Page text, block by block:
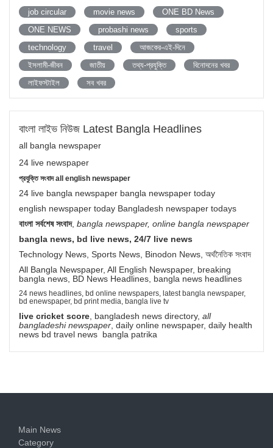
job circular
movie news
ONE BD News
ONE NEWS
probashi news
sports
technology
travel
আজকের-এই-দিনে
ইসলামী-জীবন
জাতীয় তথ্য-প্রযুক্তি
বিনোদনের খবর
লাইফস্টাইল
সব খবর
বাংলা লাইভ নিউজ Latest Bangla Headlines
all bangla newspaper
24 live newspaper
প্রযুক্তি সংবাদ all english newspaper
24 live bangla newspaper bangla newspaper today
english newspaper today Bangladesh newspaper todays
বাংলা সর্বশেষ সংবাদ, bangla newspaper, online bangla newspaper
bangla news, bd live news, 24/7 live news
Technology News, Sports News, Binodon News, অর্থনৈতিক সংবাদ
All Bangla Newspaper, All English Newspaper, breaking
bangla news, BD News Headlines, bangla news headlines
24 news headlines, bd online newspapers, latest bangla newspaper,
bd enewspaper, bd print media, bangla live tv
live cricket score , bangladesh news directory, all
bangladeshi newspaper , daily online newspaper, daily health
news bd travel news bangla patrika
Main News
Category